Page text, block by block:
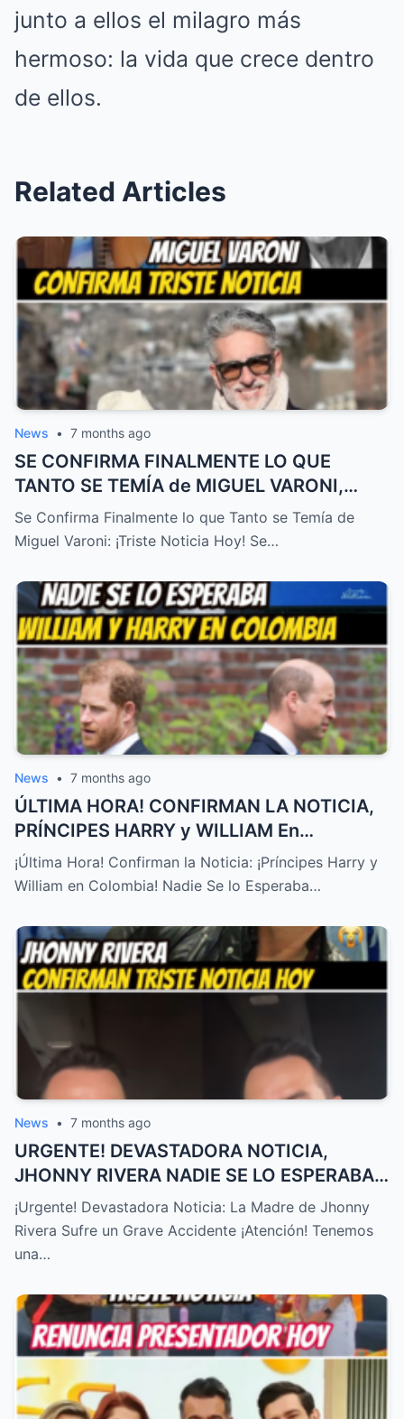
junto a ellos el milagro más
hermoso: la vida que crece dentro
de ellos.
Related Articles
News • 7 months ago
SE CONFIRMA FINALMENTE LO QUE
TANTO SE TEMÍA de MIGUEL VARONI,
TRISTE NOTICIA HOY! – HTT
Se Confirma Finalmente lo que Tanto se Temía de
Miguel Varoni: ¡Triste Noticia Hoy! Se…
News • 7 months ago
ÚLTIMA HORA! CONFIRMAN LA NOTICIA,
PRÍNCIPES HARRY y WILLIAM En
COLOMBIA! NADIE SE LO ESPERABA – HTT
¡Última Hora! Confirman la Noticia: ¡Príncipes Harry y
William en Colombia! Nadie Se lo Esperaba…
News • 7 months ago
URGENTE! DEVASTADORA NOTICIA,
JHONNY RIVERA NADIE SE LO ESPERABA,
ACABA de SUCEDER! – HTT
¡Urgente! Devastadora Noticia: La Madre de Jhonny
Rivera Sufre un Grave Accidente ¡Atención! Tenemos
una…